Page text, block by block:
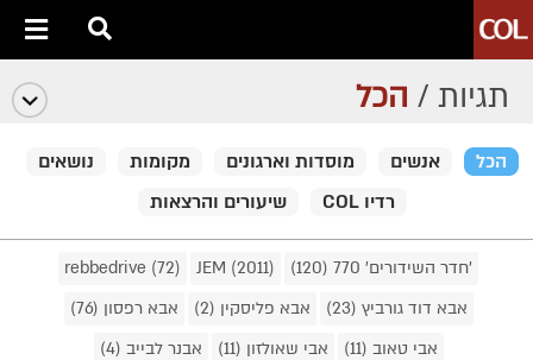
תגיות / הכל
הכל אנשים מוסדות וארגונים מקומות
נושאים
רדיו COL
שיעורים והרצאות
'חדר השידורים' 770 (120) JEM (2011)
rebbedrive (72)
אבא דוד גורביץ (23)
אבא פליסקין (2)
אבא רפסון (76)
אבי טאוב (11)
אבי שאולזון (11)
אבנר לבייב (4)